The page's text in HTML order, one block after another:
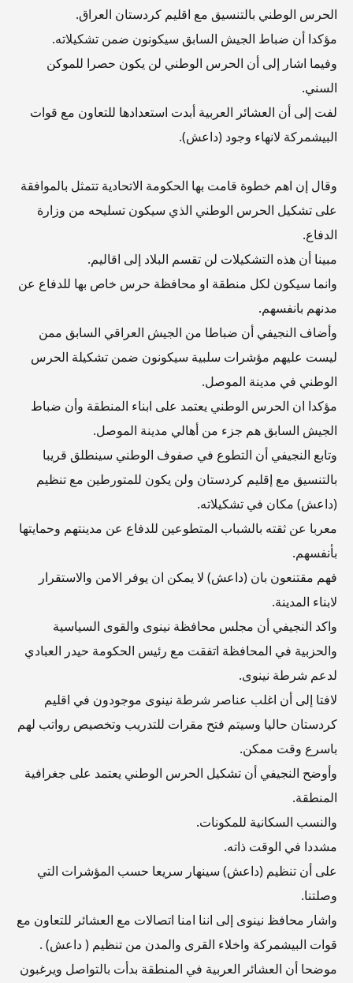
الحرس الوطني بالتنسيق مع اقليم كردستان العراق.
مؤكدا أن ضباط الجيش السابق سيكونون ضمن تشكيلاته.
وفيما اشار إلى أن الحرس الوطني لن يكون حصرا للموكن
السني.
لفت إلى أن العشائر العربية أبدت استعدادها للتعاون مع قوات
البيشمركة لانهاء وجود (داعش).
وقال إن اهم خطوة قامت بها الحكومة الاتحادية تتمثل بالموافقة
على تشكيل الحرس الوطني الذي سيكون تسليحه من وزارة
الدفاع.
مبينا أن هذه التشكيلات لن تقسم البلاد إلى اقاليم.
وانما سيكون لكل منطقة او محافظة حرس خاص بها للدفاع عن
مدنهم بانفسهم.
وأضاف النجيفي أن ضباطا من الجيش العراقي السابق ممن
ليست عليهم مؤشرات سلبية سيكونون ضمن تشكيلة الحرس
الوطني في مدينة الموصل.
مؤكدا ان الحرس الوطني يعتمد على ابناء المنطقة وأن ضباط
الجيش السابق هم جزء من أهالي مدينة الموصل.
وتابع النجيفي أن التطوع في صفوف الوطني سينطلق قريبا
بالتنسيق مع إقليم كردستان ولن يكون للمتورطين مع تنظيم
(داعش) مكان في تشكيلاته.
معربا عن ثقته بالشباب المتطوعين للدفاع عن مدينتهم وحمايتها
بأنفسهم.
فهم مقتنعون بان (داعش) لا يمكن ان يوفر الامن والاستقرار
لابناء المدينة.
واكد النجيفي أن مجلس محافظة نينوى والقوى السياسية
والحزبية في المحافظة اتفقت مع رئيس الحكومة حيدر العبادي
لدعم شرطة نينوى.
لافتا إلى أن اغلب عناصر شرطة نينوى موجودون في اقليم
كردستان حاليا وسيتم فتح مقرات للتدريب وتخصيص رواتب لهم
باسرع وقت ممكن.
وأوضح النجيفي أن تشكيل الحرس الوطني يعتمد على جغرافية
المنطقة.
والنسب السكانية للمكونات.
مشددا في الوقت ذاته.
على أن تنظيم (داعش) سينهار سريعا حسب المؤشرات التي
وصلتنا.
واشار محافظ نينوى إلى اننا امنا اتصالات مع العشائر للتعاون مع
قوات البيشمركة واخلاء القرى والمدن من تنظيم ( داعش) .
موضحا أن العشائر العربية في المنطقة بدأت بالتواصل ويرغبون